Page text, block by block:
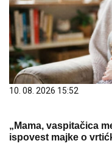
10. 08. 2026 15:52
„Mama, vaspitačica
ispovest majke o